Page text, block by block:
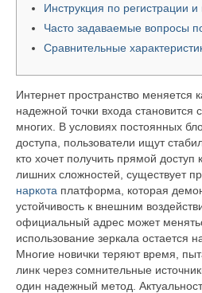
Инструкция по регистрации и
Часто задаваемые вопросы
Сравнительные
Интернет пространство меняется
надежной точки входа становится
многих. В условиях постоянных
доступа, пользователи ищут
кто хочет получить прямой доступ
лишних сложностей, существует
наркота платформа, которая
устойчивость к внешним
официальный адрес может
использование зеркала остается
Многие новички теряют время,
линк через сомнительные
один надежный метод.